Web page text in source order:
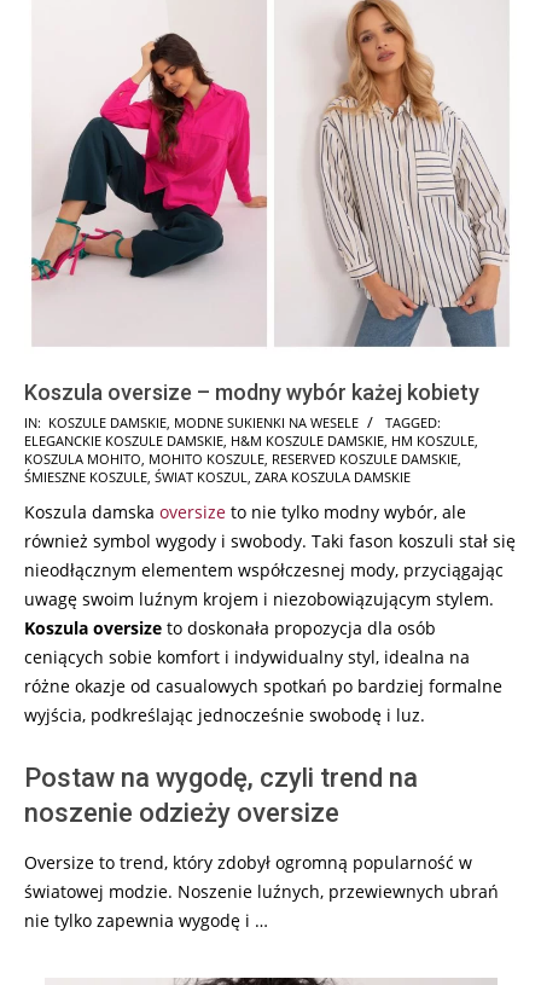
Koszula oversize – modny wybór każej kobiety
2024-
06-
23
IN: KOSZULE DAMSKIE, MODNE SUKIENKI NA WESELE
TAGGED:
ELEGANCKIE KOSZULE DAMSKIE, H&M KOSZULE DAMSKIE, HM KOSZULE,
KOSZULA MOHITO, MOHITO KOSZULE, RESERVED KOSZULE DAMSKIE,
ŚMIESZNE KOSZULE, ŚWIAT KOSZUL, ZARA KOSZULA DAMSKIE
Koszula damska oversize to nie tylko modny wybór, ale
również symbol wygody i swobody. Taki fason koszuli stał się
nieodłącznym elementem współczesnej mody, przyciągając
uwagę swoim luźnym krojem i niezobowiązującym stylem.
Koszula oversize to doskonała propozycja dla osób
ceniących sobie komfort i indywidualny styl, idealna na
różne okazje od casualowych spotkań po bardziej formalne
wyjścia, podkreślając jednocześnie swobodę i luz.
Postaw na wygodę, czyli trend na
noszenie odzieży oversize
Oversize to trend, który zdobył ogromną popularność w
światowej modzie. Noszenie luźnych, przewiewnych ubrań
nie tylko zapewnia wygodę i …